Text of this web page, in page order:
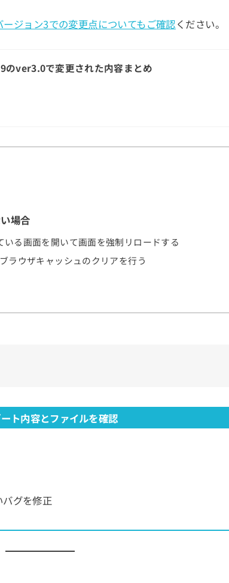
ージョン3での変更点についてもご確認ください。
のver3.0で変更された内容まとめ
場合
いる画面を開いて画面を強制リロードする
ラウザキャッシュのクリアを行う
ト内容とファイルを確認
バグを修正